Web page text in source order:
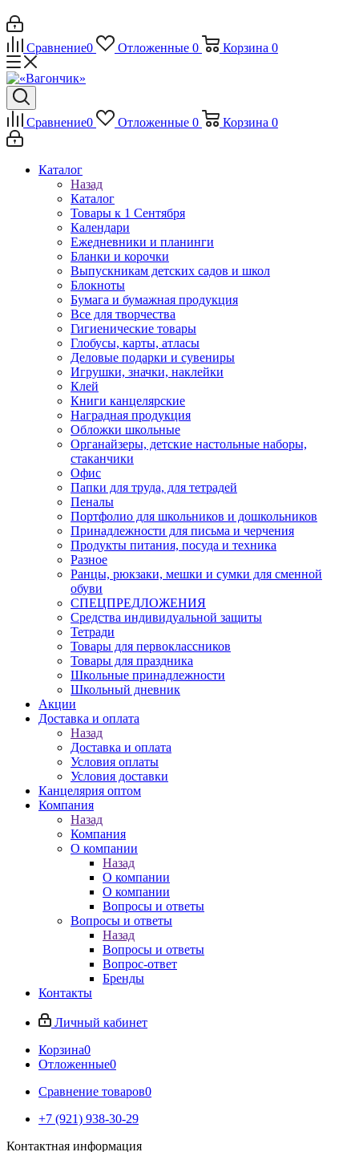
Сравнение0 Отложенные 0 Корзина 0
Сравнение0 Отложенные 0 Корзина 0
Каталог
Назад
Каталог
Товары к 1 Сентября
Календари
Ежедневники и планинги
Бланки и корочки
Выпускникам детских садов и школ
Блокноты
Бумага и бумажная продукция
Все для творчества
Гигиенические товары
Глобусы, карты, атласы
Деловые подарки и сувениры
Игрушки, значки, наклейки
Клей
Книги канцелярские
Наградная продукция
Обложки школьные
Органайзеры, детские настольные наборы,
стаканчики
Офис
Папки для труда, для тетрадей
Пеналы
Портфолио для школьников и дошкольников
Принадлежности для письма и черчения
Продукты питания, посуда и техника
Разное
Ранцы, рюкзаки, мешки и сумки для сменной
обуви
СПЕЦПРЕДЛОЖЕНИЯ
Средства индивидуальной защиты
Тетради
Товары для первоклассников
Товары для праздника
Школьные принадлежности
Школьный дневник
Акции
Доставка и оплата
Назад
Доставка и оплата
Условия оплаты
Условия доставки
Канцелярия оптом
Компания
Назад
Компания
О компании
Назад
О компании
О компании
Вопросы и ответы
Вопросы и ответы
Назад
Вопросы и ответы
Вопрос-ответ
Бренды
Контакты
Личный кабинет
Корзина0
Отложенные0
Сравнение товаров0
+7 (921) 938-30-29
Контактная информация